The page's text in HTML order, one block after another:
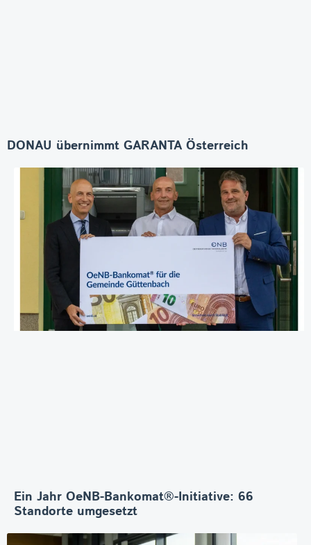
DONAU übernimmt GARANTA Österreich
Ein Jahr OeNB-Bankomat®-Initiative: 66
Standorte umgesetzt